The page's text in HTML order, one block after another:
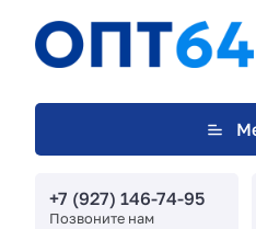
+7 (927) 146-74-95
Позвоните нам